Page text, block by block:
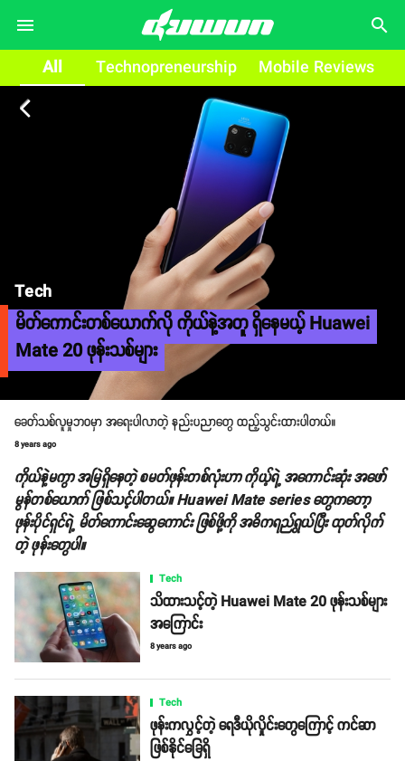
search
All Technopreneurship Mobile Reviews
arrow_back_ios
Tech
မိတ်ကောင်းတစ်ယောက်လို ကိုယ်နဲ့အတူ ရှိနေမယ့် Huawei
Mate 20 ဖုန်းသစ်များ
ခေတ်သစ်လူမှုဘဝမှာ အရေးပါလာတဲ့ နည်းပညာတွေ ထည့်သွင်းထားပါတယ်။
8 years ago
ကိုယ်နဲ့မကွာ အမြဲရှိနေတဲ့ စမတ်ဖုန်းတစ်လုံးဟာ ကိုယ့်ရဲ့ အကောင်းဆုံး အဖော်
မွန်တစ်ယောက် ဖြစ်သင့်ပါတယ်။ Huawei Mate series တွေကတော့
ဖုန်းပိုင်ရှင်ရဲ့ မိတ်ကောင်းဆွေကောင်း ဖြစ်ဖို့ကို အဓိကရည်ရွယ်ပြီး ထုတ်လိုက်
တဲ့ ဖုန်းတွေပါ။
Tech
သိထားသင့်တဲ့ Huawei Mate 20 ဖုန်းသစ်များ
အကြောင်း
8 years ago
Tech
ဖုန်းကလွှင့်တဲ့ ရေဒီယိုလှိုင်းတွေကြောင့် ကင်ဆာ
ဖြစ်နိုင်ခြေရှိ